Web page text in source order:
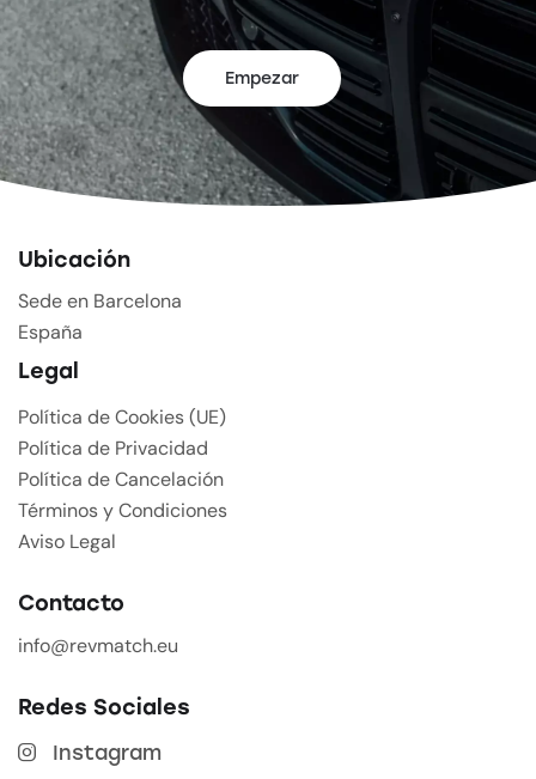
Empezar
Ubicación
Sede en Barcelona
España
Legal
Política de Cookies (UE)
Política de Privacidad
Política de Cancelación
Términos y Condiciones
Aviso Legal
Contacto
info@revmatch.eu
Redes Sociales
Instagram